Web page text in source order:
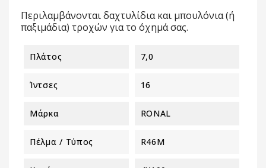
Περιλαμβάνονται δαχτυλίδια και μπουλόνια (ή
παξιμάδια) τροχών για το όχημά σας.
Πλάτος 7,0
Ίντσες 16
Μάρκα RONAL
Πέλμα / Τύπος R46M